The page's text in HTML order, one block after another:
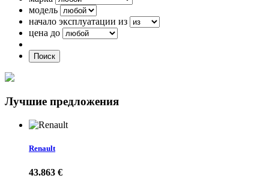
модель
начало эксплуатации из
цена до
Поиск
Лучшие предложения
Renault
43.863 €